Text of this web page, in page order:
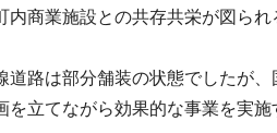
商業施設との共存共栄が図られ
路は部分舗装の状態でしたが
立てながら効果的な事業を実